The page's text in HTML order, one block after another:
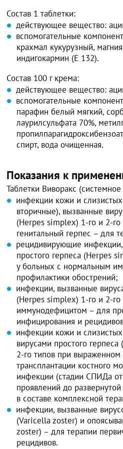
Состав 1 таблетки:
действующее вещество:
вспомогательные
крахмал кукурузный,
индигокармин (Е 132).
Состав 100 г крема:
действующее вещество:
вспомогательные
парафин белый мягкий,
лаурилсульфата 70%,
спирт, вода очищенная.
Показания к
Таблетки Виворакс
инфекции кожи и
вторичные), вызванные
(Herpes simplex) 1-го и 2-го
генитальный герпес – для
рецидивирующие
простого герпеса (Herpes
у больных с нормальным
профилактики обострений;
инфекции, вызванные
(Herpes simplex) 1-го и 2-го
иммунодефицитом – для
инфицирования и
инфекции кожи и
вирусами простого
2-го типов при
трансплантации костного
инфекции (стадии СПИДа
проявлений до
в составе комплексной
инфекции, вызванные
(Varicella zoster) и
zoster) – для терапии
рецидивов.